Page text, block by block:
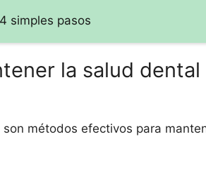
simples pasos
la salud dental
son métodos efectivos para